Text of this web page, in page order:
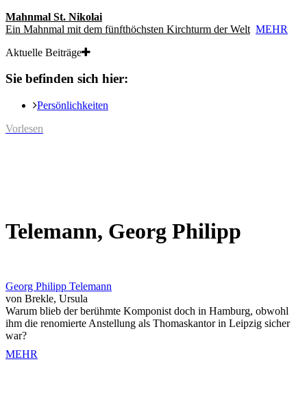
Mahnmal St. Nikolai
Ein Mahnmal mit dem fünfthöchsten Kirchturm der Welt MEHR
Aktuelle Beiträge
Sie befinden sich hier:
Persönlichkeiten
Vorlesen
Telemann, Georg Philipp
Georg Philipp Telemann
von Brekle, Ursula
Warum blieb der berühmte Komponist doch in Hamburg, obwohl
ihm die renomierte Anstellung als Thomaskantor in Leipzig sicher
war?
MEHR